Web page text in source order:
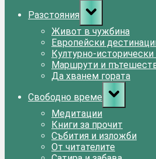
Разстояния
Toggle
sub-
menu
Живот в чужбина
Европейски
Културно-
Маршрути и
Да хванем гората
Свободно време
Toggle
sub-
menu
Медитации
Книги за прочит
Събития и изложби
От читателите